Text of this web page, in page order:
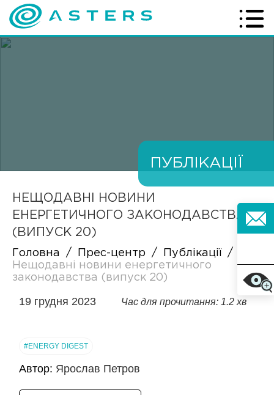
ПУБЛІКАЦІЇ
НЕЩОДАВНІ НОВИНИ
ЕНЕРГЕТИЧНОГО ЗАКОНОДАВСТВА
(ВИПУСК 20)
Головна / Прес-центр / Публікації
/
Нещодавні новини енергетичного
законодавства (випуск 20)
19 грудня 2023 Час для прочитання: 1.2 хв
#ENERGY DIGEST
Автор: Ярослав Петров